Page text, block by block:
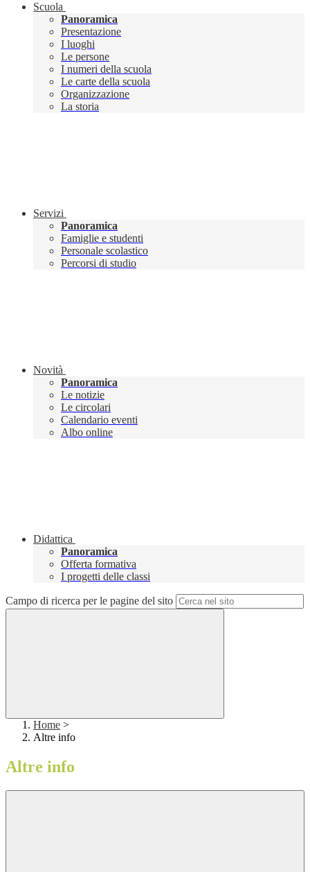
Scuola
Panoramica
Presentazione
I luoghi
Le persone
I numeri della scuola
Le carte della scuola
Organizzazione
La storia
Servizi
Panoramica
Famiglie e studenti
Personale scolastico
Percorsi di studio
Novità
Panoramica
Le notizie
Le circolari
Calendario eventi
Albo online
Didattica
Panoramica
Offerta formativa
I progetti delle classi
Campo di ricerca per le pagine del sito
Home >
Altre info
Altre info